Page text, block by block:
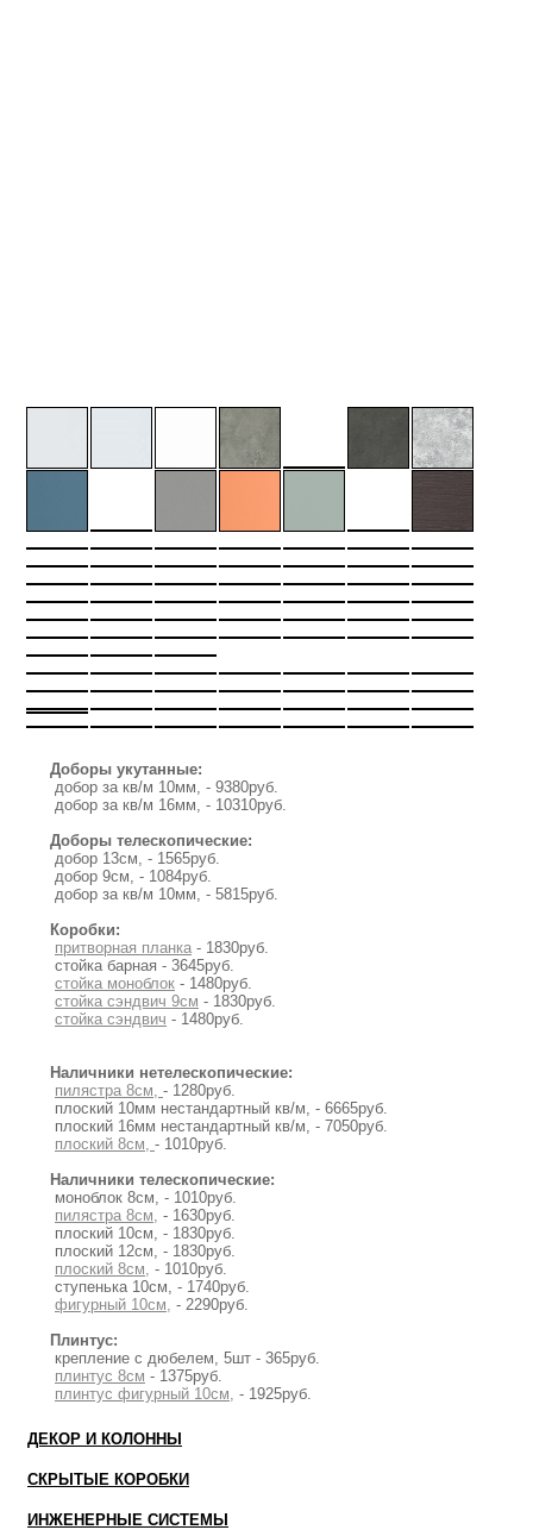
Доборы укутанные:
добор за кв/м 10мм, - 9380руб.
добор за кв/м 16мм, - 10310руб.
Доборы телескопические:
добор 13см, - 1565руб.
добор 9см, - 1084руб.
добор за кв/м 10мм, - 5815руб.
Коробки:
притворная планка - 1830руб.
стойка барная - 3645руб.
стойка моноблок - 1480руб.
стойка сэндвич 9см - 1830руб.
стойка сэндвич - 1480руб.
Наличники нетелескопические:
пилястра 8см, - 1280руб.
плоский 10мм нестандартный кв/м, - 6665руб.
плоский 16мм нестандартный кв/м, - 7050руб.
плоский 8см, - 1010руб.
Наличники телескопические:
моноблок 8см, - 1010руб.
пилястра 8см, - 1630руб.
плоский 10см, - 1830руб.
плоский 12см, - 1830руб.
плоский 8см, - 1010руб.
ступенька 10см, - 1740руб.
фигурный 10см, - 2290руб.
Плинтус:
крепление с дюбелем, 5шт - 365руб.
плинтус 8см - 1375руб.
плинтус фигурный 10см, - 1925руб.
ДЕКОР И КОЛОННЫ
СКРЫТЫЕ КОРОБКИ
ИНЖЕНЕРНЫЕ СИСТЕМЫ